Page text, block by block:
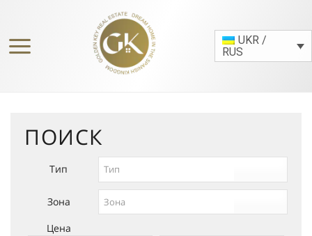
content
UKR /
RUS
ПОИСК
Тип
Зона
Цена